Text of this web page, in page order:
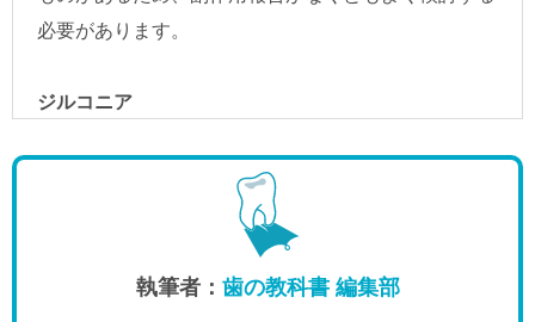
執筆者： 歯の教科書 編集部